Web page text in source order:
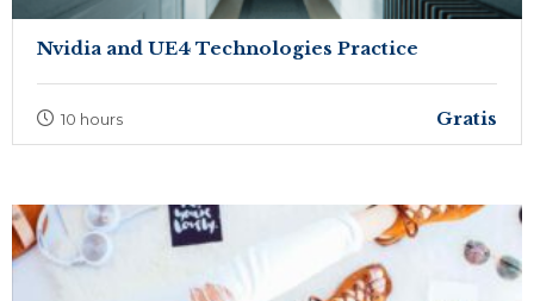
Nvidia and UE4 Technologies Practice
10 hours Gratis